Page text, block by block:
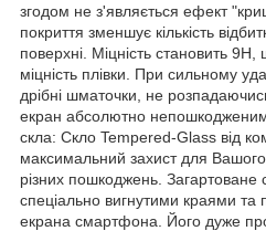
згодом не з'являється ефект
покриття зменшує кількість
поверхні. Міцність становить
міцність плівки. При сильному
дрібні шматочки, не
екран абсолютно
скла: Скло Tempered-Glass від
максимальний захист для Вашого
різних пошкоджень. Загартоване
спеціально вигнутими краями та
екрана смартфона. Його дуже